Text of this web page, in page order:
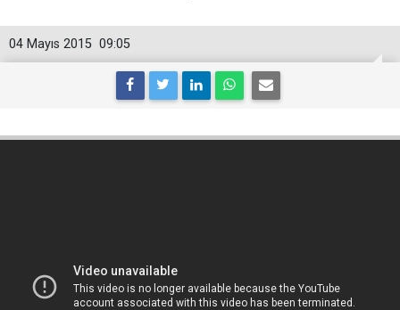
09:05
04 Mayıs 2015